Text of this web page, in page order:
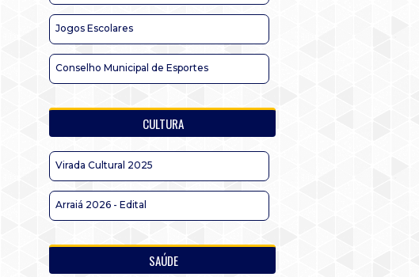
Jogos Escolares
Conselho Municipal de Esportes
CULTURA
Virada Cultural 2025
Arraiá 2026 - Edital
SAÚDE